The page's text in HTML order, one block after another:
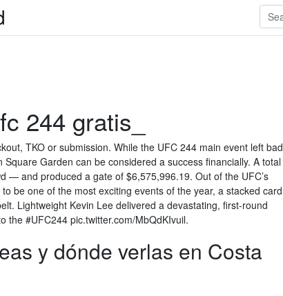
244 gratis_
TKO or submission. While the UFC 244 main event left bad
Garden can be considered a success financially. A total
and produced a gate of $6,575,996.19. Out of the UFC’s
be one of the most exciting events of the year, a stacked card
Lightweight Kevin Lee delivered a devastating, first-round
the #UFC244 pic.twitter.com/MbQdKIvuil.
y dónde verlas en Costa